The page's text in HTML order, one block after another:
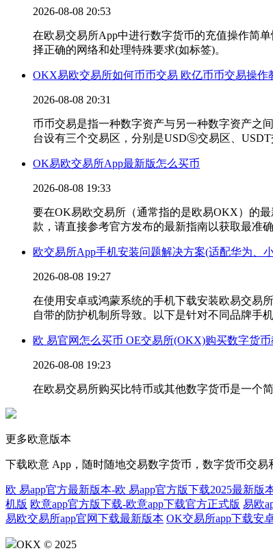
2026-08-08 20:53
在欧易交易所App中进行数字货币的充值操作简
择正确的网络和处理特殊要求(如标签)。
OKX易欧交易所如何币币交易 欧亿币币交易操作
2026-08-08 20:31
币币交易是指一种数字资产与另一种数字资产之
台设有三个交易区，分别是USDⓈ交易区、USDT
OK易欧交易所App最新版怎么买币
2026-08-08 19:33
要在OK易欧交易所（通常指的是欧易OKX）的
款，请直接参考官方发布的最新指南以获取最准
欧交易所App手机安装问题解决方案(适配华为、
2026-08-08 19:27
在使用安卓或鸿蒙系统的手机下载安装欧易交易
自带的防护机制所导致。以下是针对不同品牌手
欧 易官网怎么买币 OE交易所(OKX)购买数字货币
2026-08-08 19:23
在欧易交易所购买比特币或其他数字货币是一个
更多欧意版本
下载欧意 App，随时随地交易数字货币，数字货币交易
欧 易app官方最新版本-欧 易app官方版下载2025最新版
机版 欧意app官方版下载-欧意app下载官方正式版 易欧
易欧交易所app官网下载最新版本 OK交易所app下载安
OKX © 2025